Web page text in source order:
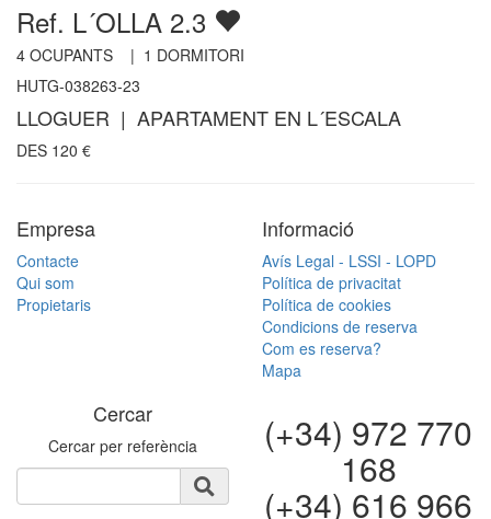
Ref. L´OLLA 2.3
4 OCUPANTS | 1 DORMITORI
HUTG-038263-23
LLOGUER | APARTAMENT EN L´ESCALA
DES 120 €
Empresa
Contacte
Qui som
Propietaris
Informació
Avís Legal - LSSI - LOPD
Política de privacitat
Política de cookies
Condicions de reserva
Com es reserva?
Mapa
Cercar
Cercar per referència (+34) 972 770
168
(+34) 616 966